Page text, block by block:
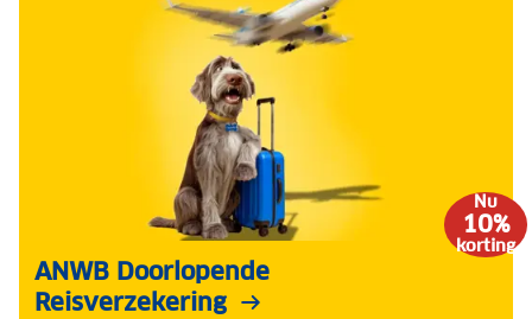
Nu
10%
korting
ANWB Doorlopende
Reisverzekering